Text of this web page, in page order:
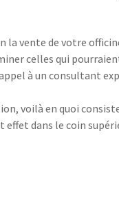
vente de votre
celles qui
à un consultant
voilà en quoi
dans le coin